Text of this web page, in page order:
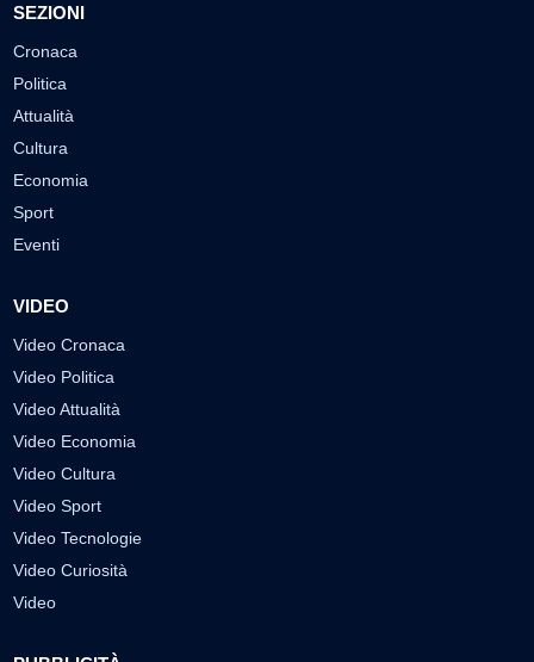
SEZIONI
Cronaca
Politica
Attualità
Cultura
Economia
Sport
Eventi
VIDEO
Video Cronaca
Video Politica
Video Attualità
Video Economia
Video Cultura
Video Sport
Video Tecnologie
Video Curiosità
Video